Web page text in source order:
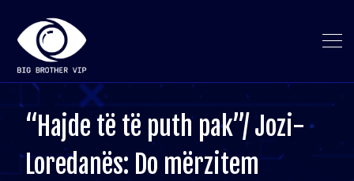
“Hajde të të puth pak”/ Jozi-
Loredanës: Do mërzitem